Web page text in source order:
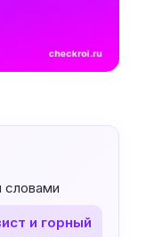
словами
и горный